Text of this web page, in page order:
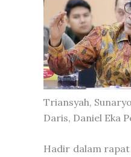
Triansyah,
Daris, Daniel Eka
Hadir dalam rapat